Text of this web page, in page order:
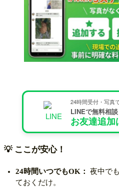
24時間受付・写真
LINEで無料相
お友達追加
💡 ここが安心！
24時間いつでもOK：
夜中で
ておくだけ。